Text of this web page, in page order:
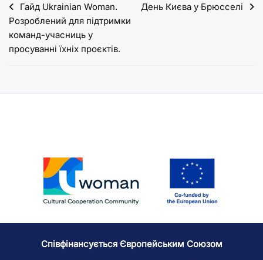
Навігація
записів
Гайд Ukrainian Woman.
Розроблений для підтримки
команд-учасниць у
просуванні їхніх проєктів.
День Києва у Брюсселі
Співфінансується Європейським Союзом